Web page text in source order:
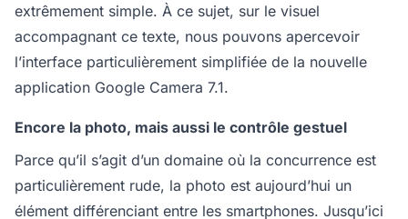
extrêmement simple. À ce sujet, sur le visuel
accompagnant ce texte, nous pouvons apercevoir
l’interface particulièrement simplifiée de la nouvelle
application Google Camera 7.1.
Encore la photo, mais aussi le contrôle gestuel
Parce qu’il s’agit d’un domaine où la concurrence est
particulièrement rude, la photo est aujourd’hui un
élément différenciant entre les smartphones. Jusqu’ici